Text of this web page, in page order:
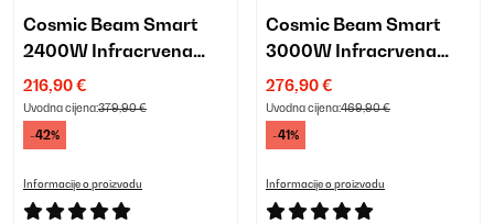
Cosmic Beam Smart
2400W Infracrvena
Grijalica za Zid Crna
216,90 €
Uvodna cijena:379,90 €
-42%
Informacije o proizvodu
Cosmic Beam Smart
3000W Infracrvena
Grijalica za Zid Bijela
276,90 €
Uvodna cijena:469,90 €
-41%
Informacije o proizvodu